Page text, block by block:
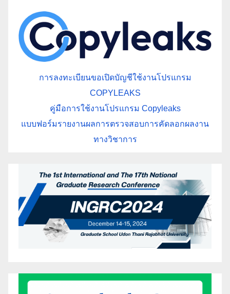
การลงทะเบียนขอเปิดบัญชีใช้งานโปรแกรม
COPYLEAKS
คู่มือการใช้งานโปรแกรม Copyleaks
แบบฟอร์มรายงานผลการตรวจสอบการคัดลอกผลงาน
ทางวิชาการ